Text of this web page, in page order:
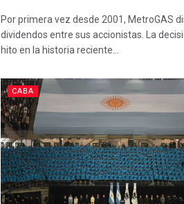
Por primera vez desde 2001, MetroGAS
dividendos entre sus accionistas. La
hito en la historia reciente...
CABA